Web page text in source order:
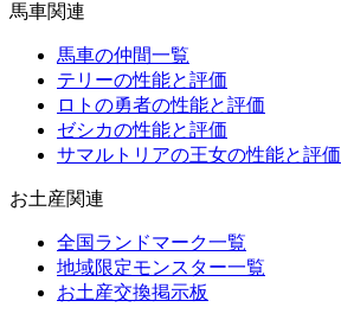
馬車関連
馬車の仲間一覧
テリーの性能と評価
ロトの勇者の性能と評価
ゼシカの性能と評価
サマルトリアの王女の性能と評価
お土産関連
全国ランドマーク一覧
地域限定モンスター一覧
お土産交換掲示板